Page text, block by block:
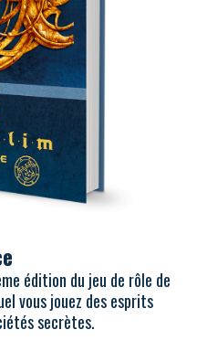
édition du jeu de rôle de
vous jouez des esprits
secrètes.